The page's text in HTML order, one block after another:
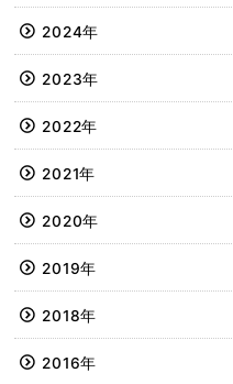
2024年
2023年
2022年
2021年
2020年
2019年
2018年
2016年